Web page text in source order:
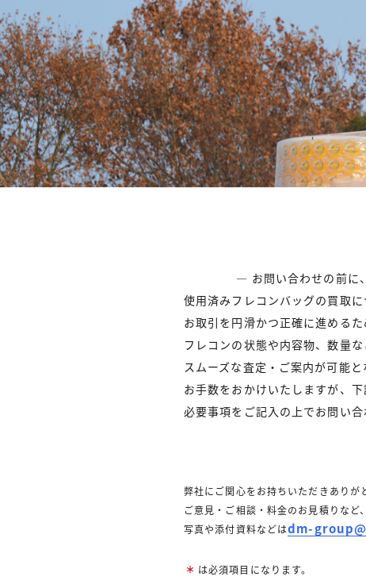
― お問い合わせの前に
使用済みフレコンバッグの買取に
お取引を円滑かつ正確に進める
フレコンの状態や内容物、数量
スムーズな査定・ご案内が可能と
お手数をおかけいたしますが、下
必要事項をご記入の上でお問い
弊社にご関心をお持ちいただきありが
ご意見・ご相談・料金のお見積りなど
写真や添付資料などはdm-
は必須項目になります。